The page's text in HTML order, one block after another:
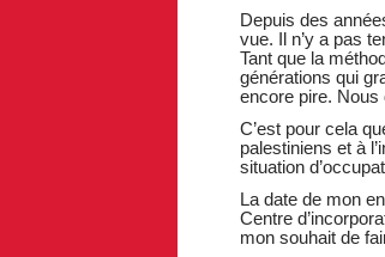
Depuis des
vue. Il n’y a pas
Tant que la
générations qui
encore pire. Nous
C’est pour cela
palestiniens et à
situation
La date de mon
Centre
mon souhait de